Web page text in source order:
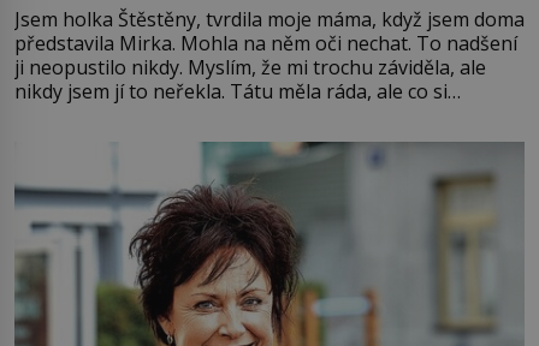
Jsem holka Štěstěny, tvrdila moje máma, když jsem doma
představila Mirka. Mohla na něm oči nechat. To nadšení
ji neopustilo nikdy. Myslím, že mi trochu záviděla, ale
nikdy jsem jí to neřekla. Tátu měla ráda, ale co si
Jsme spolu moc rádi Tehdy byla jiná doba, když